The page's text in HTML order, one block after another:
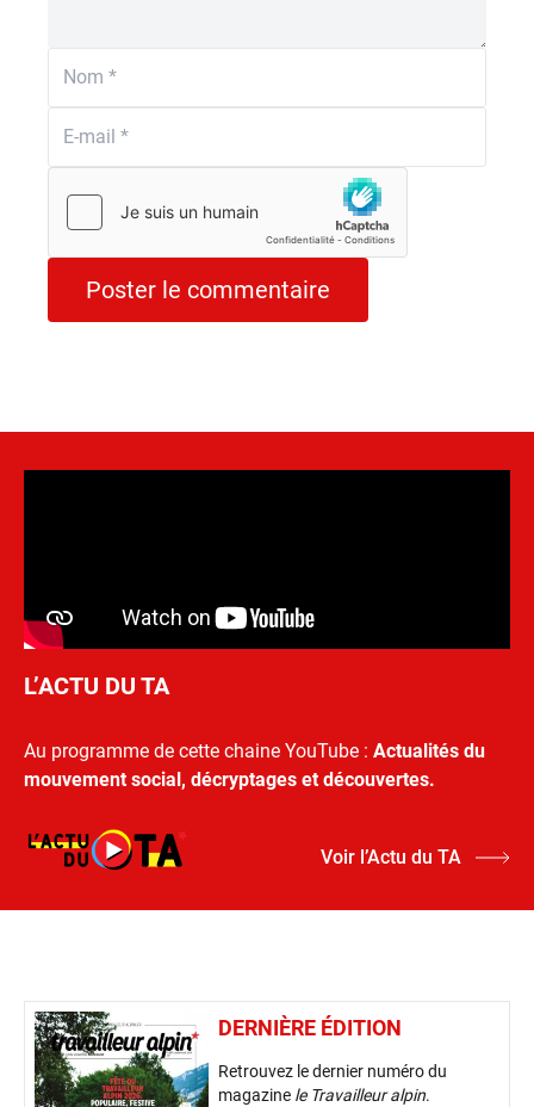
L’ACTU DU TA
Au programme de cette chaine YouTube : Actualités du
mouvement social, décryptages et découvertes.
Voir l’Actu du TA
DERNIÈRE ÉDITION
Retrouvez le dernier numéro du
magazine le Travailleur alpin.